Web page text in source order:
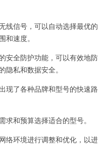
信号，可以自动选择最优的
和速度。
全防护功能，可以有效地防
隐私和数据安全。
了各种品牌和型号的快速路
和预算选择适合的型号。
环境进行调整和优化，以进